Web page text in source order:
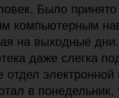
Было
компьютерным
на выходные
даже слегка
отдел
в